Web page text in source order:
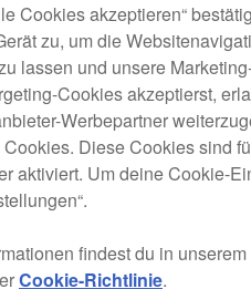
Cookies akzeptieren“
zu, um die
lassen und unsere
Cookies akzeptierst,
Werbepartner
Diese Cookies sind
aktiviert. Um deine Cookie-
findest du in unserem
Cookie-Richtlinie.